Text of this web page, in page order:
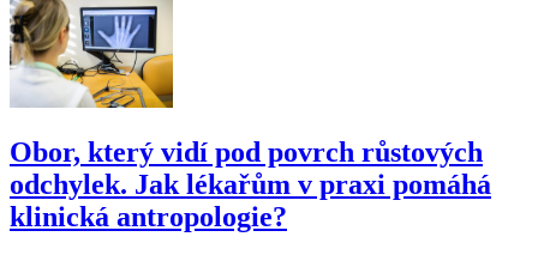
Obor, který vidí pod povrch růstových
odchylek. Jak lékařům v praxi pomáhá
klinická antropologie?